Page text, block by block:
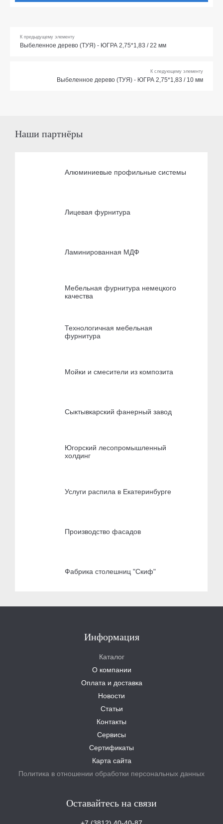
К предыдущему элементу
Выбеленное дерево (ТУЯ) - ЮГРА 2,75*1,83 / 22 мм
К следующему элементу
Выбеленное дерево (ТУЯ) - ЮГРА 2,75*1,83 / 10 мм
Наши партнёры
Алюминиевые профильные системы
Лицевая фурнитура
Ламинированная МДФ
Мебельная фурнитура немецкого
качества
Технологичная мебельная
фурнитура
Мойки и смесители из композита
Сыктывкарский фанерный завод
Югорский лесопромышленный
холдинг
Услуги распила в Екатеринбурге
Производство фасадов
Фабрика столешниц "Скиф"
Информация
Каталог
О компании
Оплата и доставка
Новости
Статьи
Контакты
Сервисы
Сертификаты
Карта сайта
Политика в отношении обработки персональных данных
Оставайтесь на связи